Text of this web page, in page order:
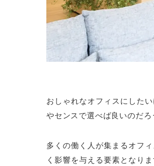
おしゃれなオフィスにした
やセンスで選べば良いのだろ
多くの働く人が集まるオフ
く影響を与える要素となり